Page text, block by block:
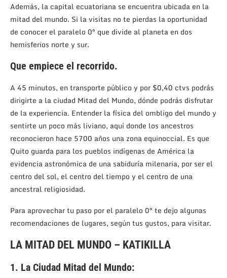
Además, la capital ecuatoriana se encuentra ubicada en la
mitad del mundo. Si la visitas no te pierdas la oportunidad
de conocer el paralelo 0° que divide al planeta en dos
hemisferios norte y sur.
Que empiece el recorrido.
A 45 minutos, en transporte público y por $0,40 ctvs podrás
dirigirte a la ciudad Mitad del Mundo, dónde podrás disfrutar
de la experiencia. Entender la física del ombligo del mundo y
sentirte un poco más liviano, aquí donde los ancestros
reconocieron hace 5700 años una zona equinoccial. Es que
Quito guarda para los pueblos indígenas de América la
evidencia astronómica de una sabiduría milenaria, por ser el
centro del sol, el centro del tiempo y el centro de una
ancestral religiosidad.
Para aprovechar tu paso por el paralelo 0° te dejo algunas
recomendaciones de lugares, según tus gustos, para visitar.
LA MITAD DEL MUNDO – KATIKILLA
1. La Ciudad Mitad del Mundo: